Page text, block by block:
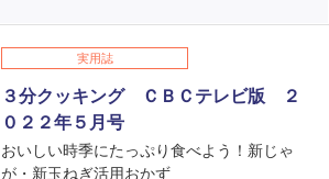
実用誌
３分クッキング ＣＢＣテレビ版 ２
０２２年５月号
おいしい時季にたっぷり食べよう！新じゃ
が・新玉ねぎ活用おかず